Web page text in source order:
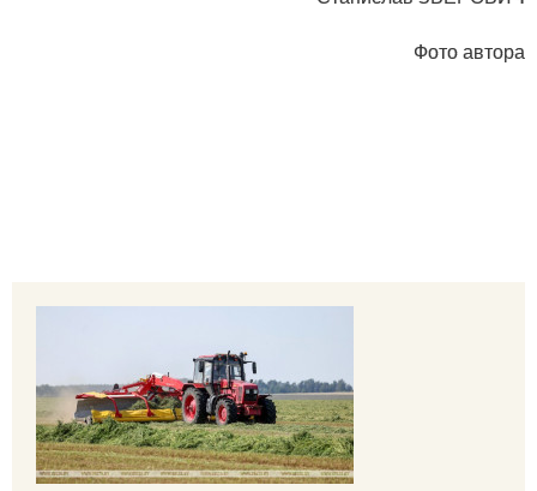
Фото автора